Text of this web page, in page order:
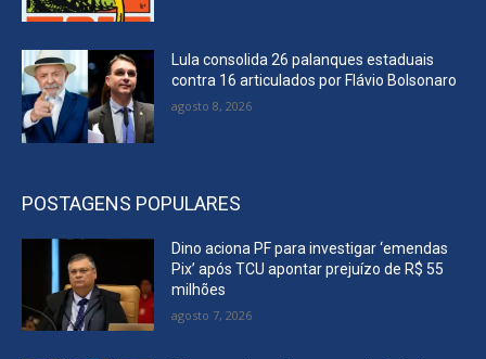
Lula consolida 26 palanques estaduais
contra 16 articulados por Flávio Bolsonaro
agosto 8, 2026
POSTAGENS POPULARES
Dino aciona PF para investigar ‘emendas
Pix’ após TCU apontar prejuízo de R$ 55
milhões
agosto 7, 2026